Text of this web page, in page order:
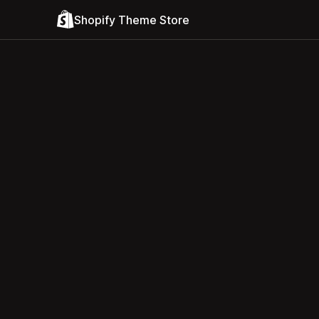
Shopify Theme Store